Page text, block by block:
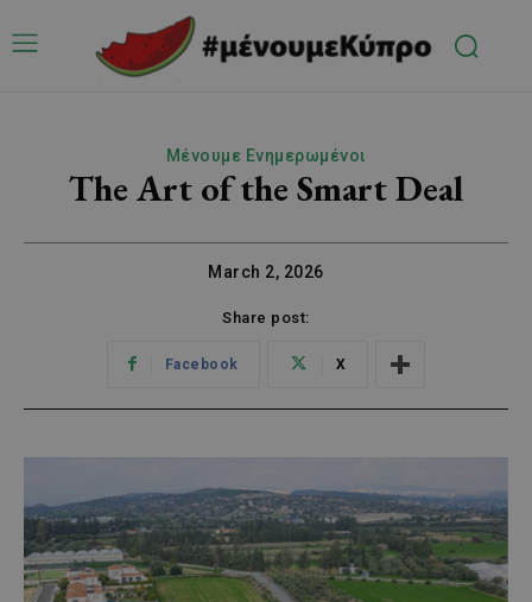
Μένουμε Ενημερωμένοι
The Αrt of the Smart Deal
March 2, 2026
Share post:
Facebook X